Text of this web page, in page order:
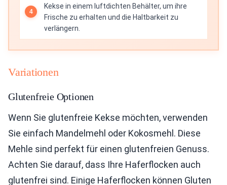
Kekse in einem luftdichten Behälter, um ihre
Frische zu erhalten und die Haltbarkeit zu
verlängern.
Variationen
Glutenfreie Optionen
Wenn Sie glutenfreie Kekse möchten, verwenden
Sie einfach Mandelmehl oder Kokosmehl. Diese
Mehle sind perfekt für einen glutenfreien Genuss.
Achten Sie darauf, dass Ihre Haferflocken auch
glutenfrei sind. Einige Haferflocken können Gluten